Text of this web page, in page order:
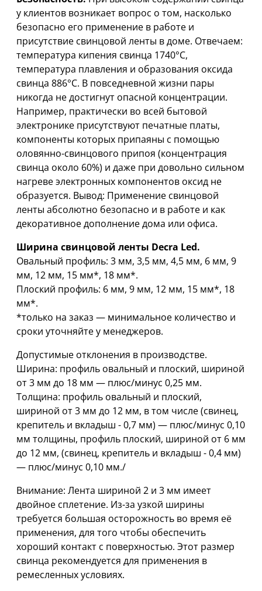
у клиентов возникает вопрос о том, насколько
безопасно его применение в работе и
присутствие свинцовой ленты в доме. Отвечаем:
температура кипения свинца 1740°С,
температура плавления и образования оксида
свинца 886°С. В повседневной жизни пары
никогда не достигнут опасной концентрации.
Например, практически во всей бытовой
электронике присутствуют печатные платы,
компоненты которых припаяны с помощью
оловянно-свинцового припоя (концентрация
свинца около 60%) и даже при довольно сильном
нагреве электронных компонентов оксид не
образуется. Вывод: Применение свинцовой
ленты абсолютно безопасно и в работе и как
декоративное дополнение дома или офиса.
Ширина свинцовой ленты Decra Led.
Овальный профиль: 3 мм, 3,5 мм, 4,5 мм, 6 мм, 9
мм, 12 мм, 15 мм*, 18 мм*.
Плоский профиль: 6 мм, 9 мм, 12 мм, 15 мм*, 18
мм*.
*только на заказ — минимальное количество и
сроки уточняйте у менеджеров.
Допустимые отклонения в производстве.
Ширина: профиль овальный и плоский, шириной
oт 3 мм дo 18 мм — плюс/минус 0,25 мм.
Толщина: профиль овальный и плоский,
шириной oт 3 мм дo 12 мм, в том числе (свинец,
крепитель и вкладыш - 0,7 мм) — плюс/минус 0,10
мм толщины, профиль плоский, шириной от 6 мм
дo 12 мм, (свинец, крепитель и вкладыш - 0,4 мм)
— плюс/минус 0,10 мм./
Внимание: Лента шириной 2 и 3 мм имеет
двойное сплетение. Из-за узкой ширины
требуется большая осторожность во время её
применения, для того чтобы обеспечить
хороший контакт с поверхностью. Этот размер
свинца рекомендуется для применения в
ремесленных условиях.